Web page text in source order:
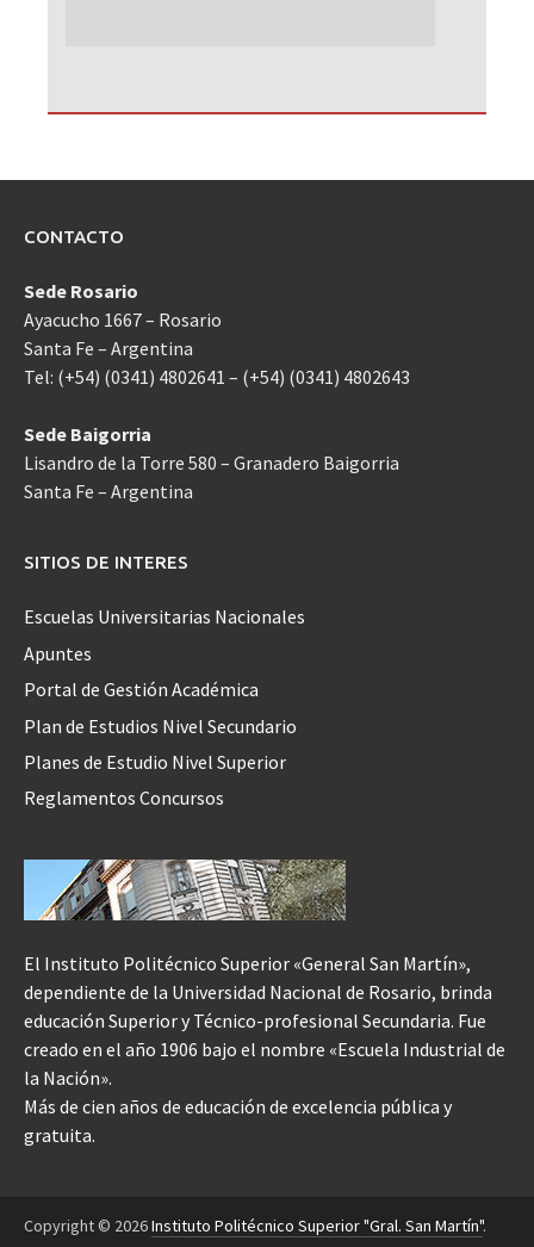
CONTACTO
Sede Rosario
Ayacucho 1667 – Rosario
Santa Fe – Argentina
Tel: (+54) (0341) 4802641 – (+54) (0341) 4802643
Sede Baigorria
Lisandro de la Torre 580 – Granadero Baigorria
Santa Fe – Argentina
SITIOS DE INTERES
Escuelas Universitarias Nacionales
Apuntes
Portal de Gestión Académica
Plan de Estudios Nivel Secundario
Planes de Estudio Nivel Superior
Reglamentos Concursos
El Instituto Politécnico Superior «General San Martín»,
dependiente de la Universidad Nacional de Rosario, brinda
educación Superior y Técnico-profesional Secundaria. Fue
creado en el año 1906 bajo el nombre «Escuela Industrial de
la Nación».
Más de cien años de educación de excelencia pública y
gratuita.
Copyright © 2026Instituto Politécnico Superior "Gral. San Martín".